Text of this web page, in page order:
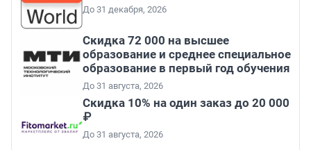
До 31 декабря, 2026
Скидка 72 000 на высшее
образование и среднее специальное
образование в первый год обучения
До 31 августа, 2026
Скидка 10% на один заказ до 20 000
₽
До 31 августа, 2026